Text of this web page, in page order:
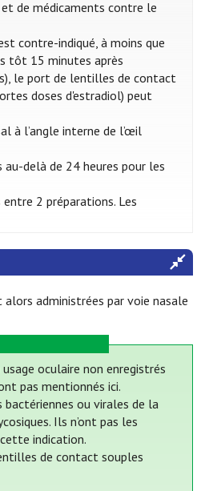
de médicaments contre le
contre-indiqué, à moins que
tôt 15 minutes après
le port de lentilles de contact
doses d'estradiol) peut
à l’angle interne de l’œil
delà de 24 heures pour les
2 préparations. Les
administrées par voie nasale
oculaire non enregistrés
pas mentionnés ici.
ou virales de la
Ils n’ont pas les
indication.
de contact souples